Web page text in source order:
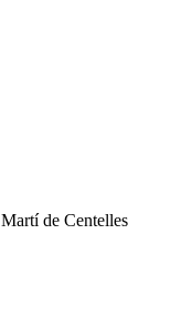
de Centelles